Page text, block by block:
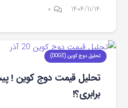
۱۴۰۴/۱۱/۱۴ ۰
تحلیل دوج کوین (DOGE)
برابری؟!